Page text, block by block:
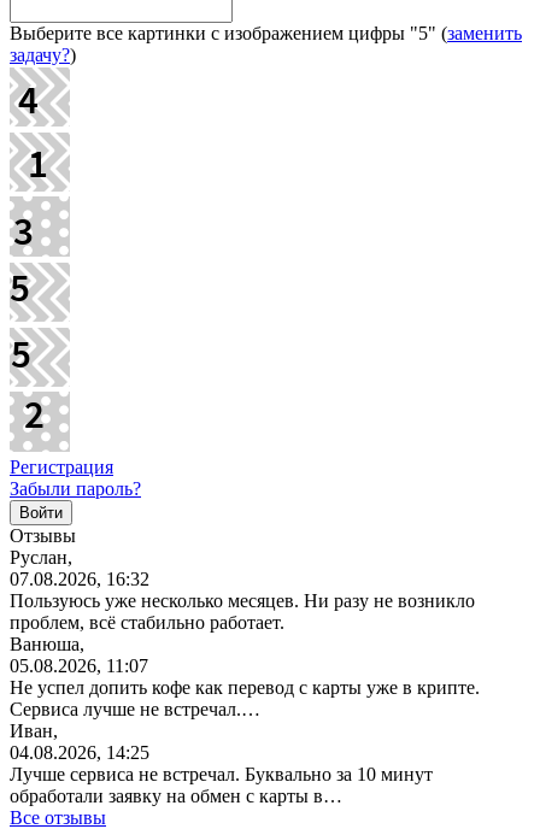
Выберите все картинки с изображением цифры "5" (заменить
задачу?)
Регистрация
Забыли пароль?
Отзывы
Руслан,
07.08.2026, 16:32
Пользуюсь уже несколько месяцев. Ни разу не возникло
проблем, всё стабильно работает.
Ванюша,
05.08.2026, 11:07
Не успел допить кофе как перевод с карты уже в крипте.
Сервиса лучше не встречал.…
Иван,
04.08.2026, 14:25
Лучше сервиса не встречал. Буквально за 10 минут
обработали заявку на обмен с карты в…
Все отзывы